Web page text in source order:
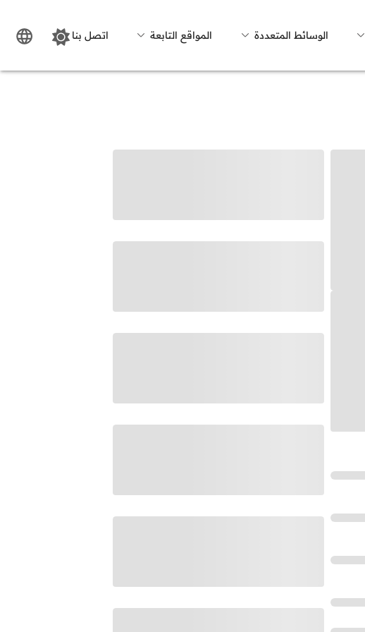
الوسائط المتعددة المواقع التابعة اتصل بنا